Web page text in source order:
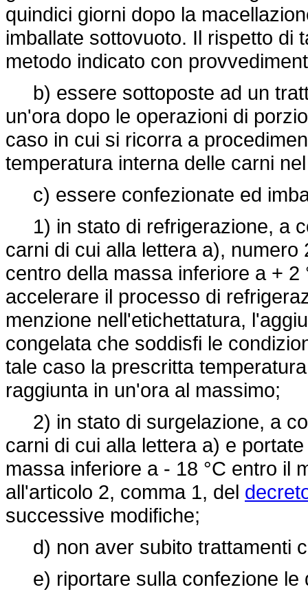
quindici giorni dopo la
imballate sottovuoto. Il rispetto di
metodo indicato con
b) essere sottoposte ad un
un'ora dopo le operazioni di
caso in cui si ricorra a
temperatura interna delle carni
c) essere confezionate ed
1) in stato di refrigerazione, a
carni di cui alla lettera a),
centro della massa inferiore a +
accelerare il processo di
menzione nell'etichettatura,
congelata che soddisfi le
tale caso la prescritta
raggiunta in un'ora al massimo;
2) in stato di surgelazione, a
carni di cui alla lettera a) e
massa inferiore a - 18 °C entro il
all'articolo 2, comma 1, del
successive modifiche;
d) non aver subito trattamenti
e) riportare sulla confezione le